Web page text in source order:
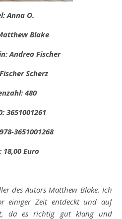
Anna O.
Blake
Andrea Fischer
Scherz
480
‎3651001261
3651001268
18,00 Euro
des Autors Matthew Blake. Ich
einiger Zeit entdeckt und auf
da es richtig gut klang und